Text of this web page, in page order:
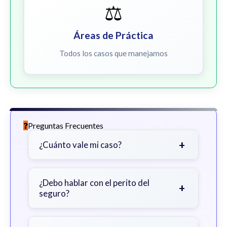
⚖️
Áreas de Práctica
Todos los casos que manejamos
Preguntas Frecuentes
¿Cuánto vale mi caso? +
gravedad de sus lesiones, facturas
médicas, tiempo fuera del trabajo y
¿Debo hablar con el perito del
seguro?
+